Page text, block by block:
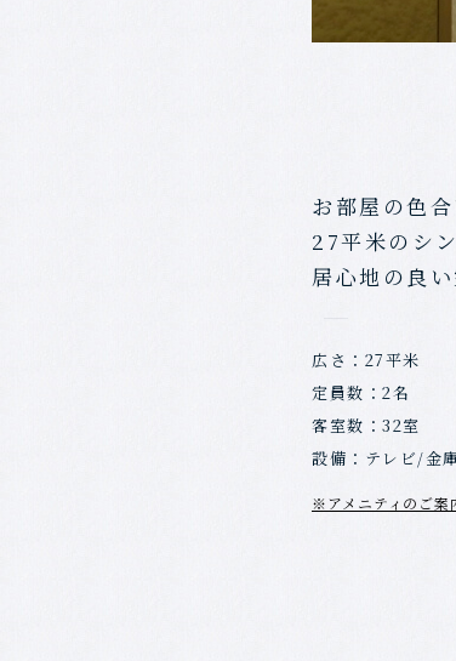
お部屋の色
27平米のシ
居心地の良い
広さ：27平米
定員数：2名
客室数：32室
設備： テレビ/金
※アメニティのご案